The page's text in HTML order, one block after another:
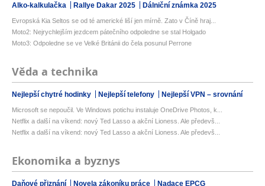
Alko-kalkulačka Rallye Dakar 2025 Dálniční známka 2025
Evropská Kia Seltos se od té americké liší jen mírně. Zato v Číně hraj...
Moto2: Nejrychlejším jezdcem pátečního odpoledne se stal Holgado
Moto3: Odpoledne se ve Velké Británii do čela posunul Perrone
Věda a technika
Nejlepší chytré hodinky Nejlepší telefony Nejlepší VPN – srovnání
Microsoft se nepoučil. Ve Windows potichu instaluje OneDrive Photos, k...
Netflix a další na víkend: nový Ted Lasso a akční Lioness. Ale předevš...
Netflix a další na víkend: nový Ted Lasso a akční Lioness. Ale předevš...
Ekonomika a byznys
Daňové přiznání Novela zákoníku práce Nadace EPCG